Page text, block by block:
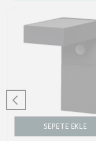
SEPETE EKLE